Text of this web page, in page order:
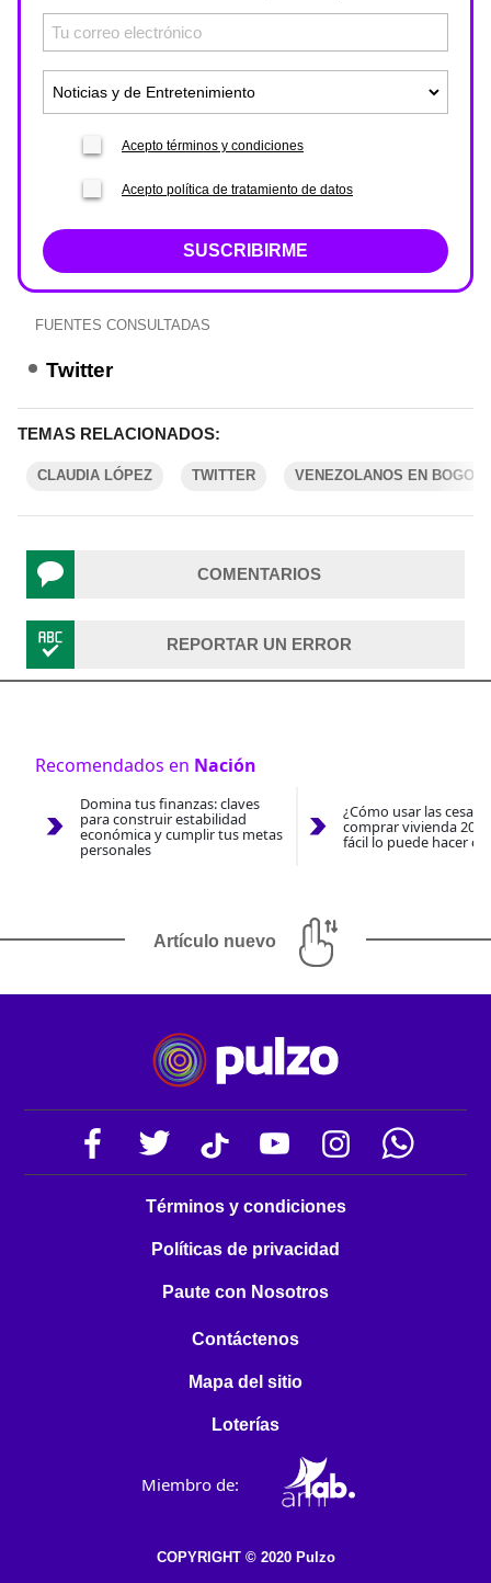
Acepto términos y condiciones
Acepto política de tratamiento de datos
SUSCRIBIRME
FUENTES CONSULTADAS
Twitter
TEMAS RELACIONADOS:
CLAUDIA LÓPEZ TWITTER VENEZOLANOS EN
COMENTARIOS
REPORTAR UN ERROR
Recomendados en Nación
Domina tus finanzas: claves
para construir estabilidad
económica y cumplir tus metas
personales
¿Cómo usar las
comprar vivienda
fácil lo puede hacer
Artículo nuevo
Términos y condiciones
Políticas de privacidad
Paute con Nosotros
Contáctenos
Mapa del sitio
Loterías
Miembro de:
COPYRIGHT © 2020 Pulzo